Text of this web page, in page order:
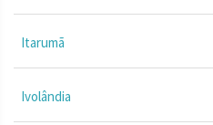
Itarumã
Ivolândia